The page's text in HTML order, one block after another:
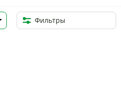
Фильтры